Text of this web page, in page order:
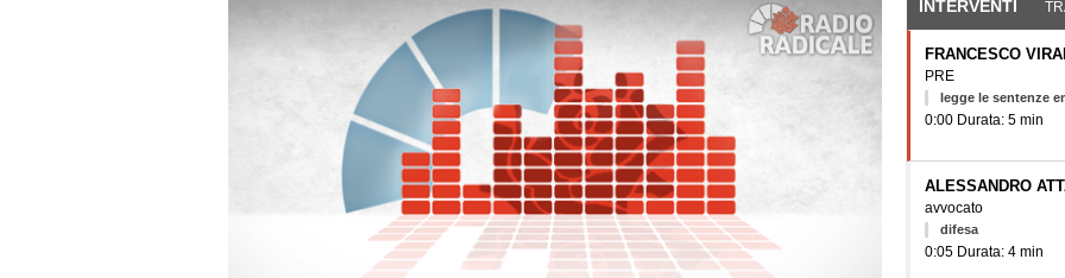
INTERVENTI
FRANCESCO
PRE
legge le sentenze
0:00 Durata: 5 min
ALESSANDRO
avvocato
difesa
0:05 Durata: 4 min